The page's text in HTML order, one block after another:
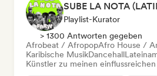
SUBE LA NOTA
Playlist-Kurator
> 1300 Antworten gegeben
Afrobeat / AfropopAfro House /
Karibische MusikDancehall
Künstler zu meinen